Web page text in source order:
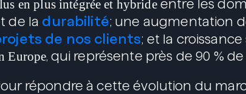
en plus intégrée et hybride entre les
de la durabilité; une augmentation
de nos clients; et la
Europe, qui représente près de 90 %
répondre à cette évolution du